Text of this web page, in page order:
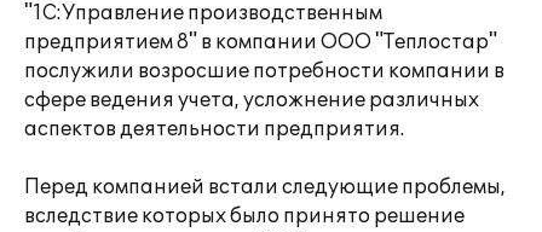
"1С:Управление производственным
предприятием 8" в компании ООО "Теплостар"
послужили возросшие потребности компании в
сфере ведения учета, усложнение различных
аспектов деятельности предприятия.
Перед компанией встали следующие проблемы,
вследствие которых было принято решение